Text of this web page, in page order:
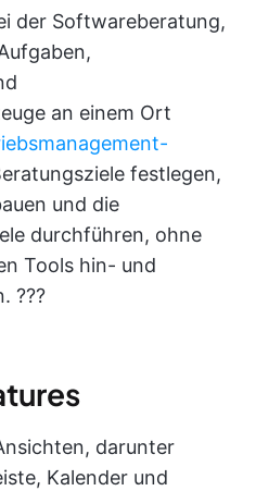
der Softwareberatung,
an einem Ort
festlegen,
und die
durchführen, ohne
Tools hin- und
??‍?
darunter
Kalender und